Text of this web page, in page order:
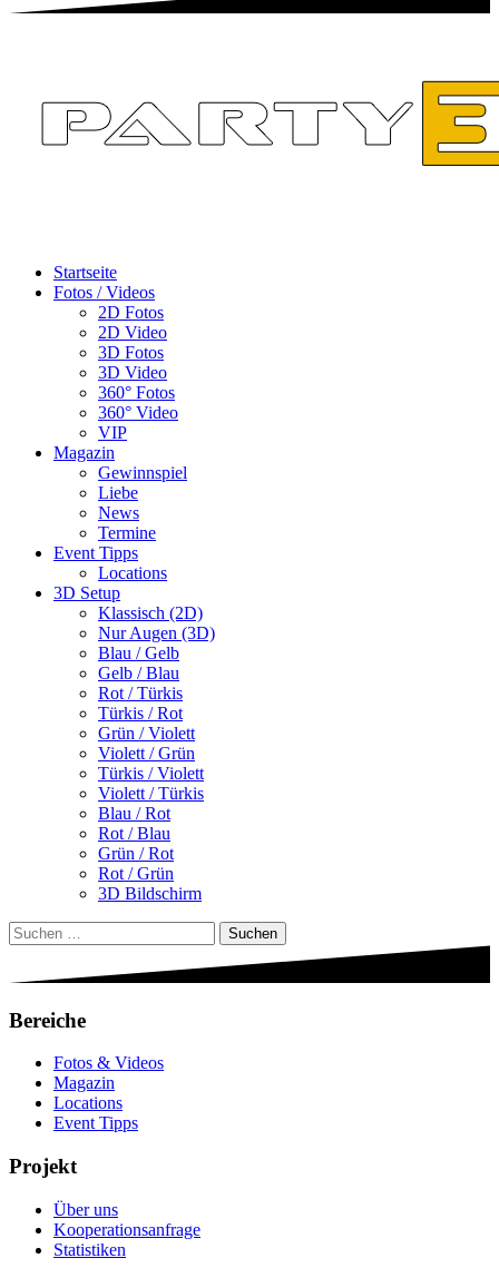
Startseite
Fotos / Videos
2D Fotos
2D Video
3D Fotos
3D Video
360° Fotos
360° Video
VIP
Magazin
Gewinnspiel
Liebe
News
Termine
Event Tipps
Locations
3D Setup
Klassisch (2D)
Nur Augen (3D)
Blau / Gelb
Gelb / Blau
Rot / Türkis
Türkis / Rot
Grün / Violett
Violett / Grün
Türkis / Violett
Violett / Türkis
Blau / Rot
Rot / Blau
Grün / Rot
Rot / Grün
3D Bildschirm
Suchen
nach:
Bereiche
Fotos & Videos
Magazin
Locations
Event Tipps
Projekt
Über uns
Kooperationsanfrage
Statistiken